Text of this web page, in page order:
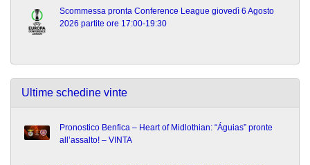
Scommessa pronta Conference League giovedì 6 Agosto
2026 partite ore 17:00-19:30
Ultime schedine vinte
Pronostico Benfica – Heart of Midlothian: “Águias” pronte
all’assalto! – VINTA